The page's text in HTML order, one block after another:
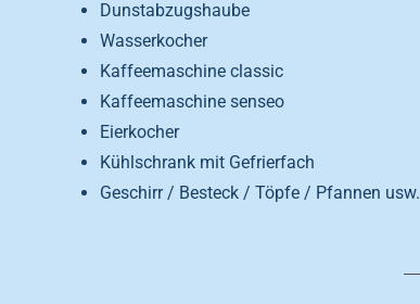
Dunstabzugshaube
Wasserkocher
Kaffeemaschine classic
Kaffeemaschine senseo
Eierkocher
Kühlschrank mit Gefrierfach
Geschirr / Besteck / Töpfe / Pfannen usw.